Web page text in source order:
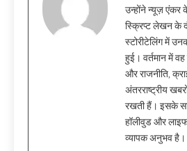
उन्होंने न्यूज़ एंकर
स्क्रिप्ट लेखन के
स्टोरीटेलिंग में
हुई। वर्तमान में
और राजनीति,
अंतरराष्ट्रीय
रखती हैं। इसके
हॉलीवुड और
व्यापक अनुभव है।